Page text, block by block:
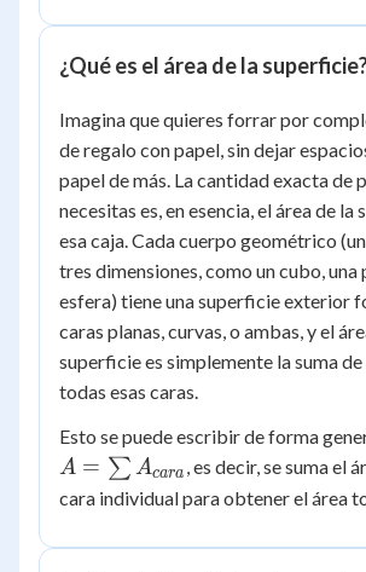
¿Qué es el área de la
Imagina que quieres forrar por
de regalo con papel, sin dejar
papel de más. La cantidad exacta de
necesitas es, en esencia, el área de la
esa caja. Cada cuerpo geométrico
tres dimensiones, como un cubo, una
esfera) tiene una superficie exterior
caras planas, curvas, o ambas, y el
superficie es simplemente la suma de
todas esas caras.
Esto se puede escribir de forma
A = ∑ Acara , es decir, se suma el
cara individual para obtener el área